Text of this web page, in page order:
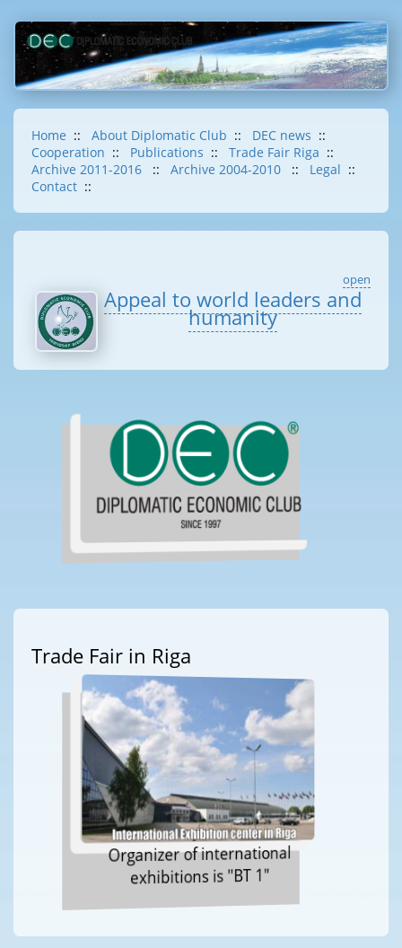
Home :: About Diplomatic Club :: DEC news ::
Cooperation :: Publications :: Trade Fair Riga ::
Archive 2011-2016
:: Archive 2004-2010 :: Legal ::
Contact ::
open
Appeal to world leaders and
humanity
Trade Fair in Riga
Organizer of international
exhibitions is "BT 1"